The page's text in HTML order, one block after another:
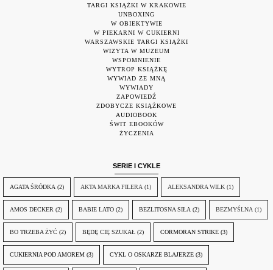
TARGI KSIĄŻKI W KRAKOWIE
UNBOXING
W OBIEKTYWIE
W PIEKARNI W CUKIERNI
WARSZAWSKIE TARGI KSIĄŻKI
WIZYTA W MUZEUM
WSPOMNIENIE
WYTROP KSIĄŻKĘ
WYWIAD ZE MNĄ
WYWIADY
ZAPOWIEDŹ
ZDOBYCZE KSIĄŻKOWE
AUDIOBOOK
ŚWIT EBOOKÓW
ŻYCZENIA
SERIE I CYKLE
AGATA ŚRÓDKA (2) AKTA MARKA FILERA (1) ALEKSANDRA WILK (1)
AMOS DECKER (2) BABIE LATO (2) BEZLITOSNA SIŁA (2) BEZMYŚLNA (1)
BO TRZEBA ŻYĆ (2) BĘDĘ CIĘ SZUKAŁ (2) CORMORAN STRIKE (3)
CUKIERNIA POD AMOREM (3) CYKL O OSKARZE BLAJERZE (3)